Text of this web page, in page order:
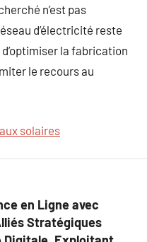
n’est pas
d’électricité reste
la fabrication
le recours au
solaires
en Ligne avec
Stratégiques